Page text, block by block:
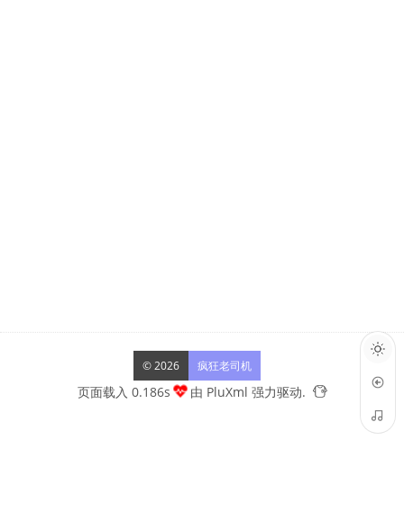
© 2026 疯狂老司机
页面载入 0.186s 由 PluXml 强力驱动.